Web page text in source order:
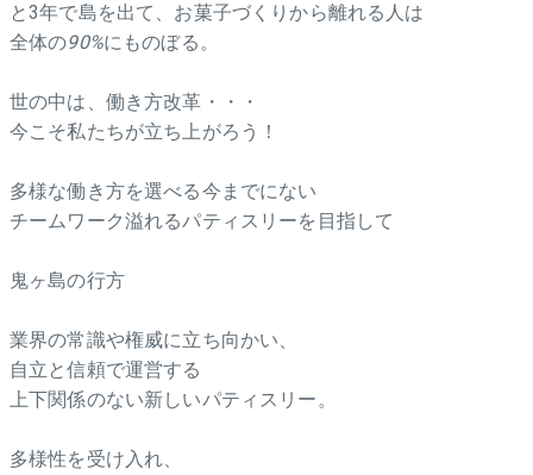
と3年で島を出て、お菓子づくりから離れる人は
全体の90%にものぼる。
世の中は、働き方改革・・・
今こそ私たちが立ち上がろう！
多様な働き方を選べる今までにない
チームワーク溢れるパティスリーを目指して
鬼ヶ島の行方
業界の常識や権威に立ち向かい、
自立と信頼で運営する
上下関係のない新しいパティスリー。
多様性を受け入れ、